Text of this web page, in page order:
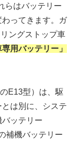
らはバッテリー
ってきます。ガ
ングストップ車
用バッテリー」
E13型）は、駆
は別に、システ
ッテリー
補機バッテリー